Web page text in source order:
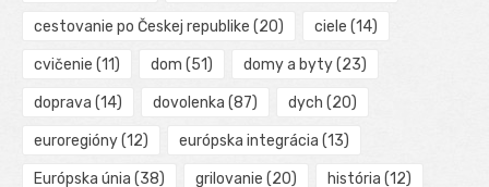
cestovanie po Českej republike (20) ciele (14)
cvičenie (11) dom (51) domy a byty(23)
doprava (14) dovolenka (87) dych (20)
euroregióny(12) európska integrácia (13)
Európska únia (38) grilovanie (20) história (12)